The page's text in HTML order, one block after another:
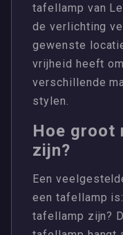
tafellamp van
de verlichting
gewenste
vrijheid heeft
verschillende
stylen.
Hoe groot
zijn?
Een
een tafellamp
tafellamp zijn?